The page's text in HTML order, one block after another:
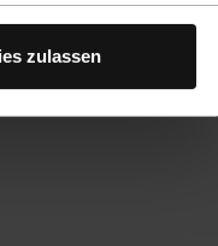
zulassen